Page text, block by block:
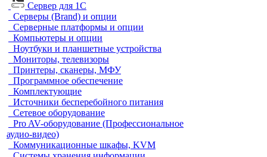
Сервер для 1С
Серверы (Brand) и опции
Серверные платформы и опции
Компьютеры и опции
Ноутбуки и планшетные устройства
Мониторы, телевизоры
Принтеры, сканеры, МФУ
Программное обеспечение
Комплектующие
Источники бесперебойного питания
Сетевое оборудование
Pro AV-оборудование (Профессиональное
аудио-видео)
Коммуникационные шкафы, KVM